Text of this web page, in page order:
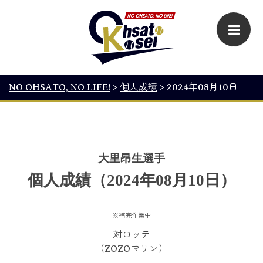
NO OHSATO, NO LIFE! > 個人成績 > 2024年08月10日
大里昂生選手
個人成績（2024年08月10日）
※補完作業中
対ロッテ
（ZOZOマリン）